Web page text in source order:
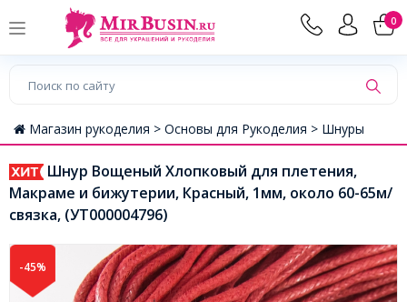
0
Магазин рукоделия > Основы для Рукоделия > Шнуры
Шнур Вощеный Хлопковый для плетения,
Макраме и бижутерии, Красный, 1мм, около 60-65м/
связка, (УТ000004796)
-45%